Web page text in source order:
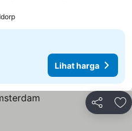
Lihat harga
Bagikan